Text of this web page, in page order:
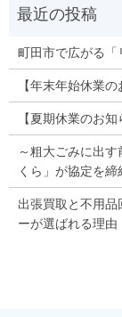
町田市で広がる「
【年末年始休業の
【夏期休業のお知
～粗大ごみに出
くら」が協定を締
出張買取と不用
ーが選ばれる理由